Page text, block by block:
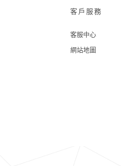
客戶服務
客服中心
網站地圖